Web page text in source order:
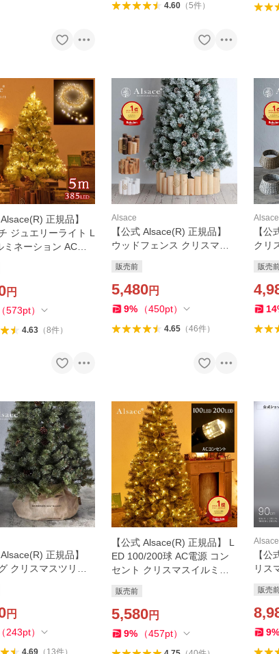
4.60（5件）
Alsace(R) 正規品】
ジュエリーライト L
ミネーション ACコ
に最適385球 5ｍ リ
内 屋外 柊
円
（573pt）
4.63（8件）
Alsace
【公式 Alsace(R) 正規品】
ウッドフェンス クリスマス
ザス ログフェンス 丸太 90c
m 飾り 柊 木製 足元隠し ナ
チュラル Alsace
販売前
5,480円
9% （450pt）
4.65（46件）
Alsace
【公
クリ
【M/
樅 ベ
ンプ
販売
14
Alsace(R) 正規品】
クリスマスツリー
元隠し 足元カバー 脚
北欧 ナチュラル
ス Alsace
円
（243pt）
4.69（ 13件）
【公式 Alsace(R) 正規品】 L
ED 100/200球 AC電源 コン
セント クリスマスイルミネ
屋外 柊 クリスマスツリー ア
ルザス イルミネーション
販売前
5,580円
9% （457pt）
Alsace
【
リス
トウ
なし
ミニ
販売
9%